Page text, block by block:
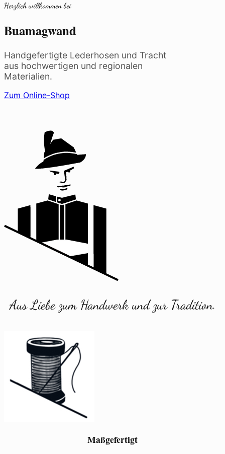
Herzlich willkommen bei
Buamagwand
Handgefertigte Lederhosen und Tracht
aus hochwertigen und regionalen
Materialien.
Zum Online-Shop
Aus Liebe zum Handwerk und zur Tradition.
Maßgefertigt